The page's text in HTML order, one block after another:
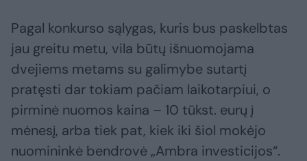
Pagal konkurso sąlygas, kuris bus paskelbtas
jau greitu metu, vila būtų išnuomojama
dvejiems metams su galimybe sutartį
pratęsti dar tokiam pačiam laikotarpiui, o
pirminė nuomos kaina – 10 tūkst. eurų į
mėnesį, arba tiek pat, kiek iki šiol mokėjo
nuomininkė bendrovė „Ambra investicijos“.